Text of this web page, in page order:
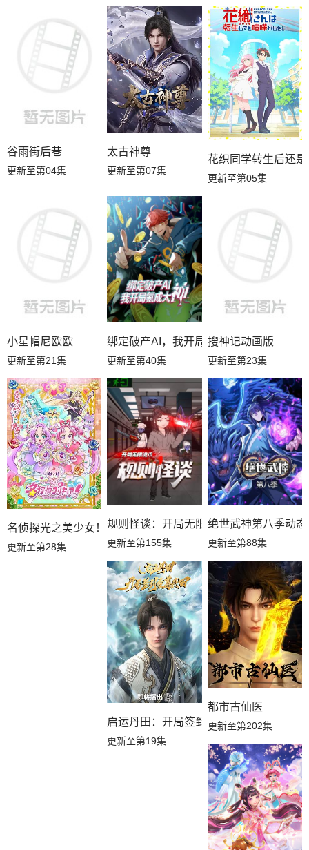
第03集 第02集
第01集
谷雨街后巷
更新至第04集
太古神尊
更新至第07集
花织同学转生后还
更新至第05集
小星帽尼欧欧
更新至第21集
绑定破产AI，我开局氪成大神动态漫
更新至第40集
搜神记动画版
更新至第23集
名侦探光之美少女！
更新至第28集
规则怪谈：开局无限诡币动态漫
更新至第155集
绝世武神第八季动态
更新至第88集
启运丹田：开局签到至尊丹田
更新至第19集
都市古仙医
更新至第202集